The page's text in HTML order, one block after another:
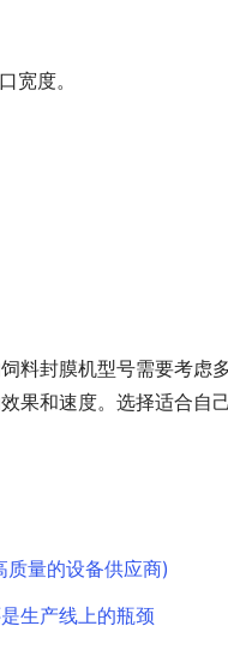
宽度。
料封膜机型号需要考虑
果和速度。选择适合自
量的设备供应商)
生产线上的瓶颈